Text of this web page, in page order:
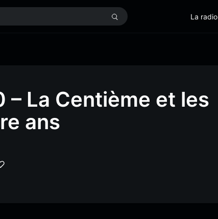
La radio
– La Centième et les
ans